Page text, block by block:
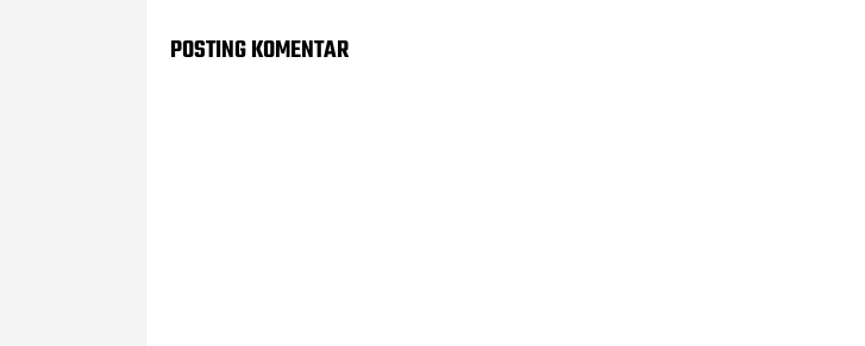
POSTING KOMENTAR